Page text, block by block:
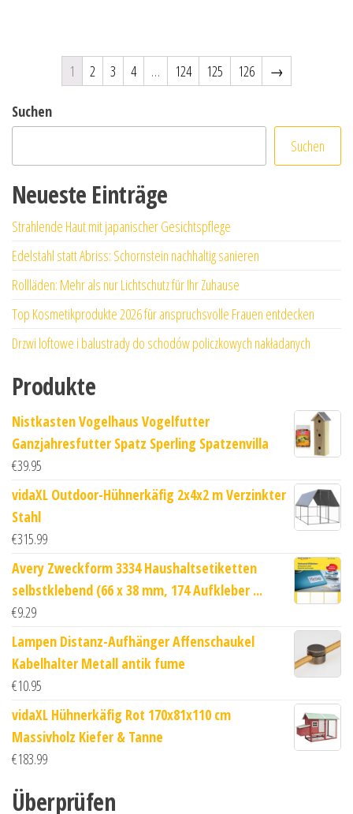
1 2 3 4 … 124 125 126 →
Suchen
Suchen
Neueste Einträge
Strahlende Haut mit japanischer Gesichtspflege
Edelstahl statt Abriss: Schornstein nachhaltig sanieren
Rollläden: Mehr als nur Lichtschutz für Ihr Zuhause
Top Kosmetikprodukte 2026 für anspruchsvolle Frauen entdecken
Drzwi loftowe i balustrady do schodów policzkowych nakładanych
Produkte
Nistkasten Vogelhaus Vogelfutter
Ganzjahresfutter Spatz Sperling Spatzenvilla
€39.95
vidaXL Outdoor-Hühnerkäfig 2x4x2 m Verzinkter
Stahl
€315.99
Avery Zweckform 3334 Haushaltsetiketten
selbstklebend (66 x 38 mm, 174 Aufkleber ...
€9.29
Lampen Distanz-Aufhänger Affenschaukel
Kabelhalter Metall antik fume
€10.95
vidaXL Hühnerkäfig Rot 170x81x110 cm
Massivholz Kiefer & Tanne
€183.99
Überprüfen